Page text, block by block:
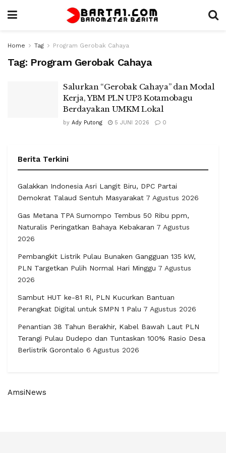
Home Tag Program Gerobak Cahaya
Tag: Program Gerobak Cahaya
Salurkan “Gerobak Cahaya” dan Modal
Kerja, YBM PLN UP3 Kotamobagu
Berdayakan UMKM Lokal
by Ady Putong 5 JUNI 2026 0
Berita Terkini
Galakkan Indonesia Asri Langit Biru, DPC Partai
Demokrat Talaud Sentuh Masyarakat 7 Agustus 2026
Gas Metana TPA Sumompo Tembus 50 Ribu ppm,
Naturalis Peringatkan Bahaya Kebakaran 7 Agustus
2026
Pembangkit Listrik Pulau Bunaken Gangguan 135 kW,
PLN Targetkan Pulih Normal Hari Minggu 7 Agustus
2026
Sambut HUT ke-81 RI, PLN Kucurkan Bantuan
Perangkat Digital untuk SMPN 1 Palu 7 Agustus 2026
Penantian 38 Tahun Berakhir, Kabel Bawah Laut PLN
Terangi Pulau Dudepo dan Tuntaskan 100% Rasio Desa
Berlistrik Gorontalo 6 Agustus 2026
AmsiNews